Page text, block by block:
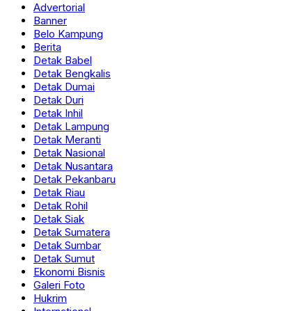
Advertorial
Banner
Belo Kampung
Berita
Detak Babel
Detak Bengkalis
Detak Dumai
Detak Duri
Detak Inhil
Detak Lampung
Detak Meranti
Detak Nasional
Detak Nusantara
Detak Pekanbaru
Detak Riau
Detak Rohil
Detak Siak
Detak Sumatera
Detak Sumbar
Detak Sumut
Ekonomi Bisnis
Galeri Foto
Hukrim